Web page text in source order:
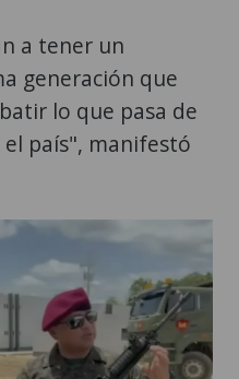
a tener un
generación que
lo que pasa de
país", manifestó